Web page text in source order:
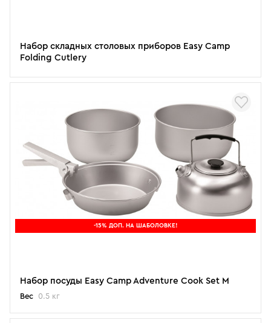
Набор складных столовых приборов Easy Camp
Folding Cutlery
-15% ДОП. НА ШАБОЛОВКЕ!
Набор посуды Easy Camp Adventure Cook Set M
Вес 0.5 кг